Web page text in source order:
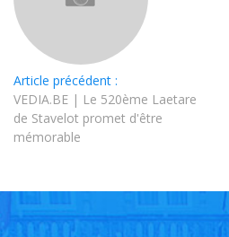
Article précédent :
VEDIA.BE | Le 520ème Laetare
de Stavelot promet d'être
mémorable